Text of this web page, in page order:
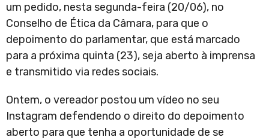
um pedido, nesta segunda-feira (20/06), no
Conselho de Ética da Câmara, para que o
depoimento do parlamentar, que está marcado
para a próxima quinta (23), seja aberto à imprensa
e transmitido via redes sociais.
Ontem, o vereador postou um vídeo no seu
Instagram defendendo o direito do depoimento
aberto para que tenha a oportunidade de se